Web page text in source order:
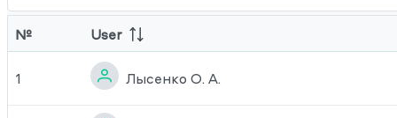
№ User
1 Лысенко О. А.